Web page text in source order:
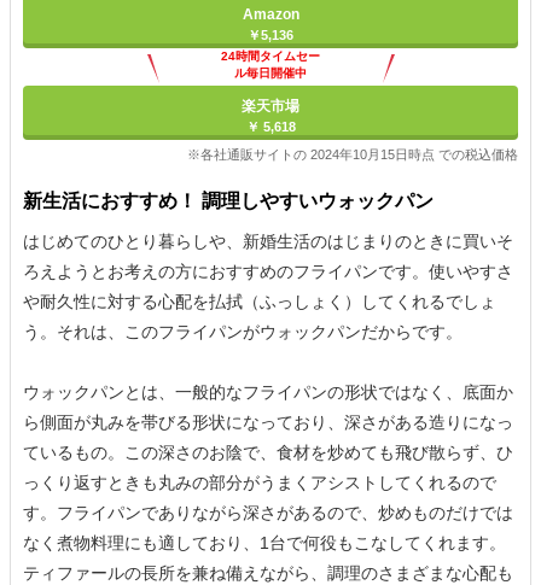
Amazon
￥5,136
24時間タイムセー
ル毎日開催中
楽天市場
￥ 5,618
※各社通販サイトの 2024年10月15日時点 での税込価格
新生活におすすめ！ 調理しやすいウォックパン
はじめてのひとり暮らしや、新婚生活のはじまりのときに買いそ
ろえようとお考えの方におすすめのフライパンです。使いやすさ
や耐久性に対する心配を払拭（ふっしょく）してくれるでしょ
う。それは、このフライパンがウォックパンだからです。
ウォックパンとは、一般的なフライパンの形状ではなく、底面か
ら側面が丸みを帯びる形状になっており、深さがある造りになっ
ているもの。この深さのお陰で、食材を炒めても飛び散らず、ひ
っくり返すときも丸みの部分がうまくアシストしてくれるので
す。フライパンでありながら深さがあるので、炒めものだけでは
なく煮物料理にも適しており、1台で何役もこなしてくれます。
ティファールの長所を兼ね備えながら、調理のさまざまな心配も